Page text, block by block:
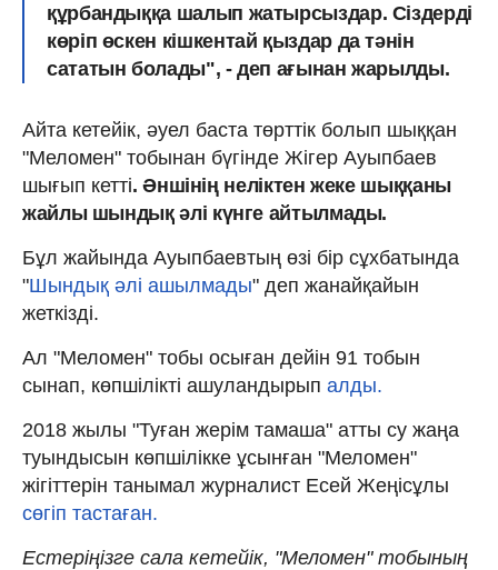
құрбандыққа шалып жатырсыздар. Сіздерді
көріп өскен кішкентай қыздар да тәнін
сататын болады", - деп ағынан жарылды.
Айта кетейік, әуел баста төрттік болып шыққан
"Меломен" тобынан бүгінде Жігер Ауыпбаев
шығып кетті. Әншінің неліктен жеке шыққаны
жайлы шындық әлі күнге айтылмады.
Бұл жайында Ауыпбаевтың өзі бір сұхбатында
"Шындық әлі ашылмады" деп жанайқайын
жеткізді.
Ал "Меломен" тобы осыған дейін 91 тобын
сынап, көпшілікті ашуландырып алды.
2018 жылы "Туған жерім тамаша" атты су жаңа
туындысын көпшілікке ұсынған "Меломен"
жігіттерін танымал журналист Есей Жеңісұлы
сөгіп тастаған.
Естеріңізге сала кетейік, "Меломен" тобының